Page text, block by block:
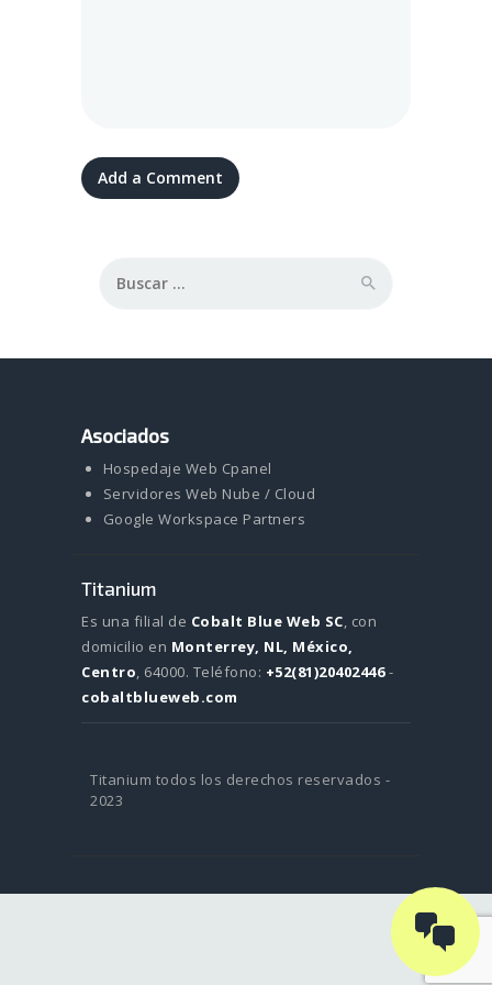
Asociados
Hospedaje Web Cpanel
Servidores Web Nube / Cloud
Google Workspace Partners
Titanium
Es una filial de Cobalt Blue Web SC, con
domicilio en Monterrey, NL, México,
Centro, 64000. Teléfono: +52(81)20402446-
cobaltblueweb.com
Titanium todos los derechos reservados -
2023